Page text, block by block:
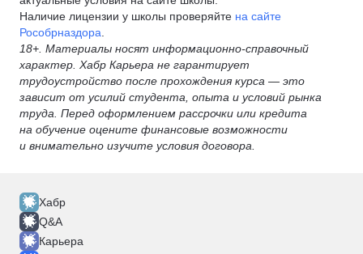
Наличие лицензии у школы проверяйте на сайте
Рособрназдора
18+. Материалы носят информационно-справочный
характер. Хабр Карьера не гарантирует
трудоустройство после прохождения курса — это
зависит от усилий студента, опыта и условий рынка
труда. Перед оформлением рассрочки или кредита
на обучение оцените финансовые возможности
и внимательно изучите условия договора.
Хабр
Q&A
Карьера